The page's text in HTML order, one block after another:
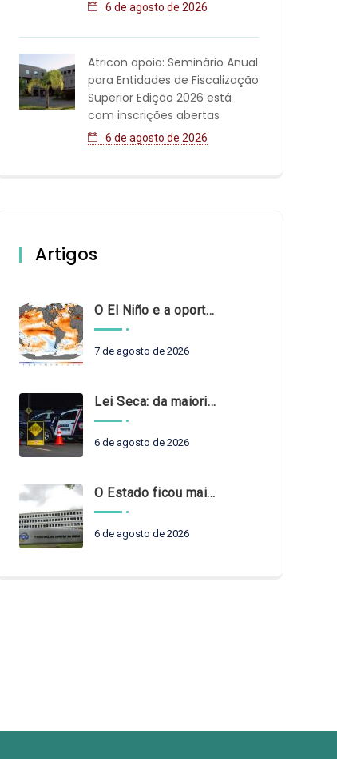
6 de agosto de 2026
Atricon apoia: Seminário Anual
para Entidades de Fiscalização
Superior Edição 2026 está
com inscrições abertas
6 de agosto de 2026
Artigos
O El Niño e a oportunidade de fortalecer o controle externo das políticas climáticas
7 de agosto de 2026
Lei Seca: da maioridade à maturidade
6 de agosto de 2026
O Estado ficou mais complexo. O controle precisa acompanhar
6 de agosto de 2026